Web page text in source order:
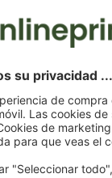
Entrega aprox.: